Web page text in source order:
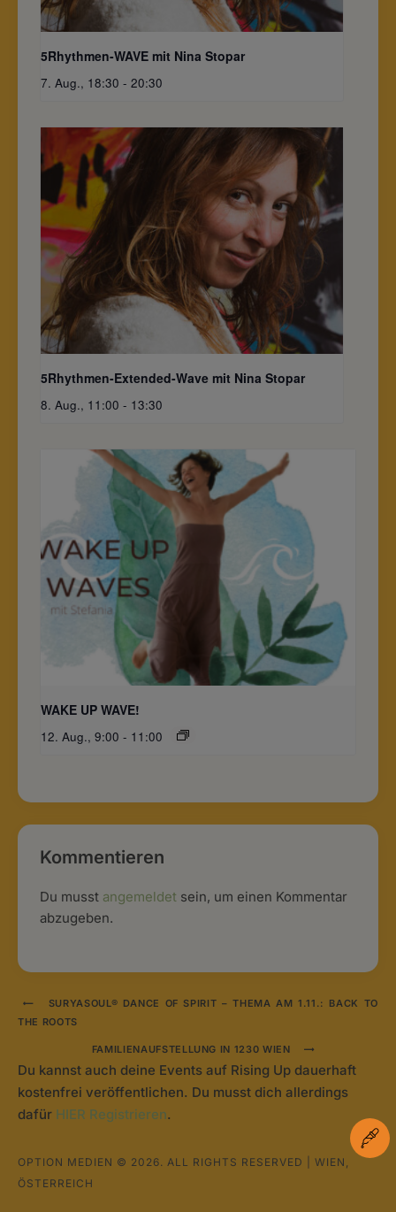
5Rhythmen-WAVE mit Nina Stopar
7. Aug., 18:30 - 20:30
5Rhythmen-Extended-Wave mit Nina Stopar
8. Aug., 11:00 - 13:30
WAKE UP WAVE!
12. Aug., 9:00 - 11:00
Kommentieren
Du musst angemeldet sein, um einen Kommentar
abzugeben.
SURYASOUL® DANCE OF SPIRIT – THEMA AM 1.11.: BACK TO
THE ROOTS
FAMILIENAUFSTELLUNG IN 1230 WIEN
Du kannst auch deine Events auf Rising Up dauerhaft
kostenfrei veröffentlichen. Du musst dich allerdings
dafür HIER Registrieren.
OPTION MEDIEN © 2026. ALL RIGHTS RESERVED | WIEN,
ÖSTERREICH